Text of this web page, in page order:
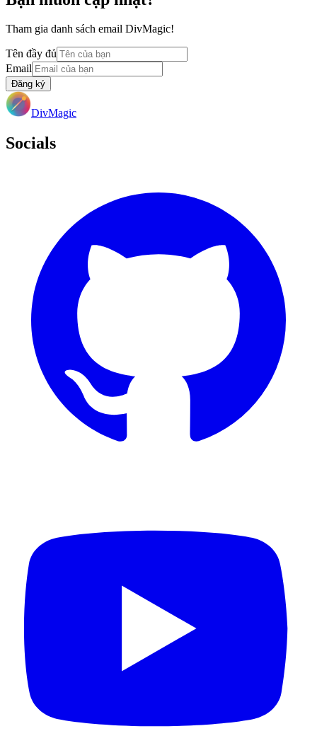
Tham gia danh sách email DivMagic!
Tên đầy đủ
Email
Đăng ký
DivMagic
Socials